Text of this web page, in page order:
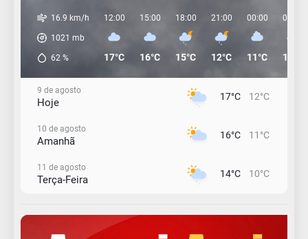
16.9 km/h
1021 mb
62 %
12:00
17°C
15:00
16°C
18:00
15°C
21:00
12°C
00:00
11°C
03:00
11°C
9 de agosto
Hoje 17°C 12°C
10 de agosto
Amanhã 16°C 11°C
11 de agosto
Terça-Feira 14°C 10°C
Quarta-Feira